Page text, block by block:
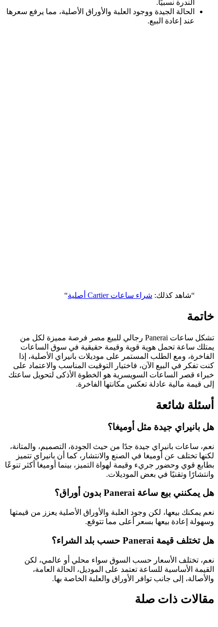
الندرة نسبيًا.
الحالة الجيدة ووجود العلبة والأوراق الأصلية، مما يرفع سعرها
عند إعادة البيع.
“شاهد كذلك: شراء ساعات Cartier أصلية “
خاتمة
تشكل ساعات Panerai رجالي للبيع مصر فرصة مميزة لكل من
يمتلك ساعة تحمل هوية قوية وقيمة حقيقية في سوق الساعات
الفاخرة، ومع الطلب المستمر على موديلات بانيراي الأصلية، إذا
كنت تفكر في البيع الآن، فاختيار التوقيت المناسب والاعتماد على
خبراء قصر الساعات السويسرية هو الخطوة الأذكى لتحويل ساعتك
إلى قيمة مالية عادلة تعكس مكانتها الفاخرة.
أسئلة شائعة
هل بانيراي جيدة مثل أوميغا؟
نعم، ساعات بانيراي جيدة جدًا من حيث الجودة، التصميم، والمتانة،
لكنها تختلف عن أوميغا في الصنع والانتشار، كما أن بانيراي تتميز
بطابع قوي وحضور جريء وقيمة لهواة التميز، بينما أوميغا أكثر تنوعًا
وانتشارًا وتقنيًا في بعض الموديلات.
هل يمكنني بيع ساعة Panerai بدون أوراق؟
نعم يمكنك بيعها، لكن وجود العلبة والأوراق الأصلية يعزز من قيمتها
وسهولة إعادة بيعها بسعر أعلى مما تتوقع.
هل تختلف قيمة Panerai حسب بلد الشراء؟
نعم، تختلف الأسعار حسب السوق سواء محلي أو عالمي، لكن
القيمة الأساسية للساعة تعتمد على الموديل، الحالة العامة،
والأصالة، إلى جانب توافر الأوراق والعلبة الخاصة بها.
مقالات ذات صلة